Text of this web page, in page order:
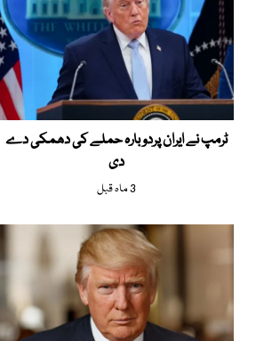
ٹرمپ نے ایران پردوبارہ حملے کی دھمکی دے
دی
3 ماہ قبل